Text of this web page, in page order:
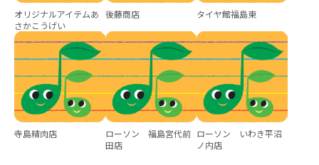
オリジナルアイテムあ
さかこうげい
後藤商店 タイヤ館福島東
寺島精肉店
ローソン 福島宮代前
田店
ローソン いわき平沼
ノ内店